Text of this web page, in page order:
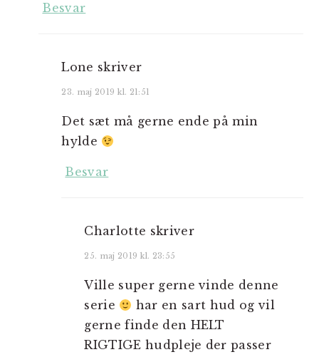
Besvar
Lone skriver
23. maj 2019 kl. 21:51
Det sæt må gerne ende på min
hylde
Besvar
Charlotte skriver
25. maj 2019 kl. 23:55
Ville super gerne vinde denne
serie
har en sart hud og vil
gerne finde den HELT
RIGTIGE hudpleje der passer